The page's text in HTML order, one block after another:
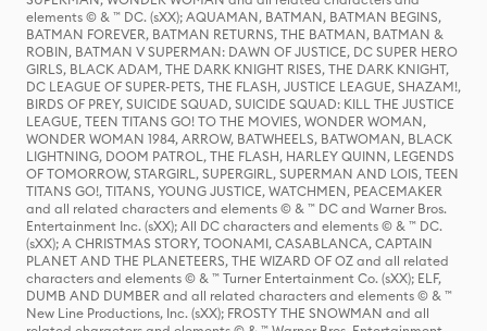
elements © & ™ DC. (sXX); AQUAMAN, BATMAN, BATMAN BEGINS,
BATMAN FOREVER, BATMAN RETURNS, THE BATMAN, BATMAN &
ROBIN, BATMAN V SUPERMAN: DAWN OF JUSTICE, DC SUPER HERO
GIRLS, BLACK ADAM, THE DARK KNIGHT RISES, THE DARK KNIGHT,
DC LEAGUE OF SUPER-PETS, THE FLASH, JUSTICE LEAGUE, SHAZAM!,
BIRDS OF PREY, SUICIDE SQUAD, SUICIDE SQUAD: KILL THE JUSTICE
LEAGUE, TEEN TITANS GO! TO THE MOVIES, WONDER WOMAN,
WONDER WOMAN 1984, ARROW, BATWHEELS, BATWOMAN, BLACK
LIGHTNING, DOOM PATROL, THE FLASH, HARLEY QUINN, LEGENDS
OF TOMORROW, STARGIRL, SUPERGIRL, SUPERMAN AND LOIS, TEEN
TITANS GO!, TITANS, YOUNG JUSTICE, WATCHMEN, PEACEMAKER
and all related characters and elements © & ™ DC and Warner Bros.
Entertainment Inc. (sXX); All DC characters and elements © & ™ DC.
(sXX); A CHRISTMAS STORY, TOONAMI, CASABLANCA, CAPTAIN
PLANET AND THE PLANETEERS, THE WIZARD OF OZ and all related
characters and elements © & ™ Turner Entertainment Co. (sXX); ELF,
DUMB AND DUMBER and all related characters and elements © & ™
New Line Productions, Inc. (sXX); FROSTY THE SNOWMAN and all